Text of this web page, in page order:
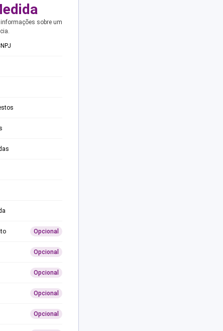
sobre um
Opcional
Opcional
Opcional
Opcional
Opcional